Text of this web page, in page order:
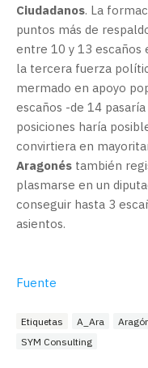
Ciudadanos. La
puntos más de
entre 10 y 13 escaños
la tercera fuerza
mermado en apoyo
escaños -de 14
posiciones haría
convirtiera en
Aragonés también
plasmarse en un
conseguir hasta 3
asientos.
Fuente
Etiquetas A_Ara
SYM Consulting